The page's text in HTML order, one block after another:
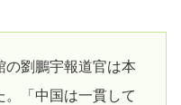
の劉鵬宇報道官は本
「中国は一貫して